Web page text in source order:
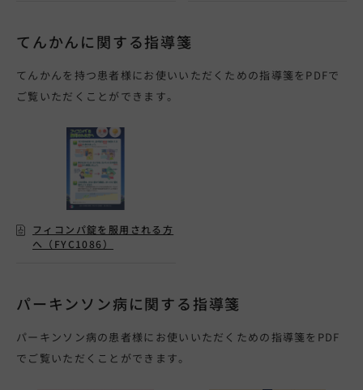
てんかんに関する指導箋
てんかんを持つ患者様にお使いいただくための指導箋をPDFで
ご覧いただくことができます。
フィコンパ錠を服用される方
へ（FYC1086）
パーキンソン病に関する指導箋
パーキンソン病の患者様にお使いいただくための指導箋をPDF
でご覧いただくことができます。